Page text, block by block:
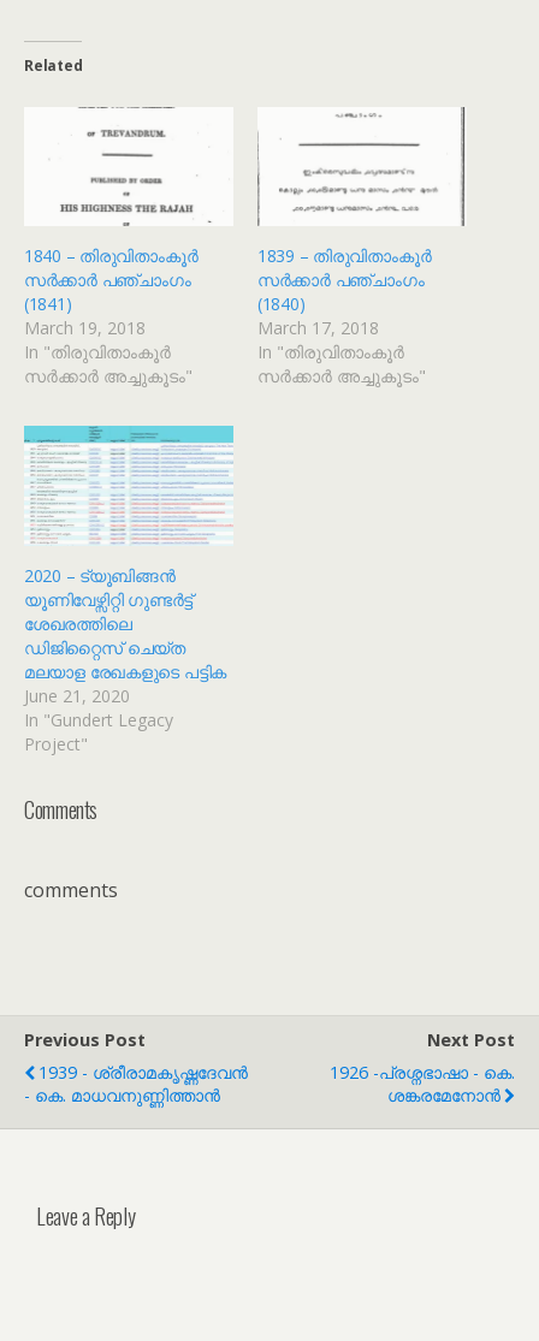
Related
1840 – തിരുവിതാം‌കൂർ
സർക്കാർ പഞ്ചാംഗം
(1841)
March 19, 2018
In "തിരുവിതാം‌കൂർ
സർക്കാർ അച്ചുകൂടം"
1839 – തിരുവിതാം‌കൂർ
സർക്കാർ പഞ്ചാംഗം
(1840)
March 17, 2018
In "തിരുവിതാം‌കൂർ
സർക്കാർ അച്ചുകൂടം"
2020 – ട്യൂബിങ്ങൻ
യൂണിവേഴ്സിറ്റി ഗുണ്ടർട്ട്
ശേഖരത്തിലെ
ഡിജിറ്റൈസ് ചെയ്ത
മലയാള രേഖകളുടെ പട്ടിക
June 21, 2020
In "Gundert Legacy
Project"
Comments
comments
Previous Post
1939 - ശ്രീരാമകൃഷ്ണദേവൻ
- കെ. മാധവനുണ്ണിത്താൻ
Next Post
1926 -പ്രശ്നഭാഷാ - കെ.
ശങ്കരമേനോൻ
Leave a Reply